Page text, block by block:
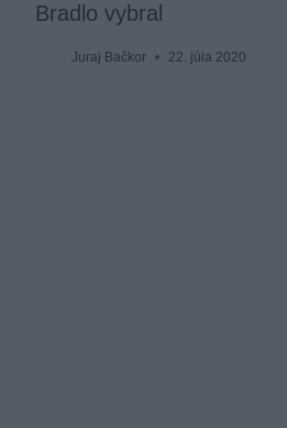
Bradlo vybral
Juraj Bačkor 22. júla 2020